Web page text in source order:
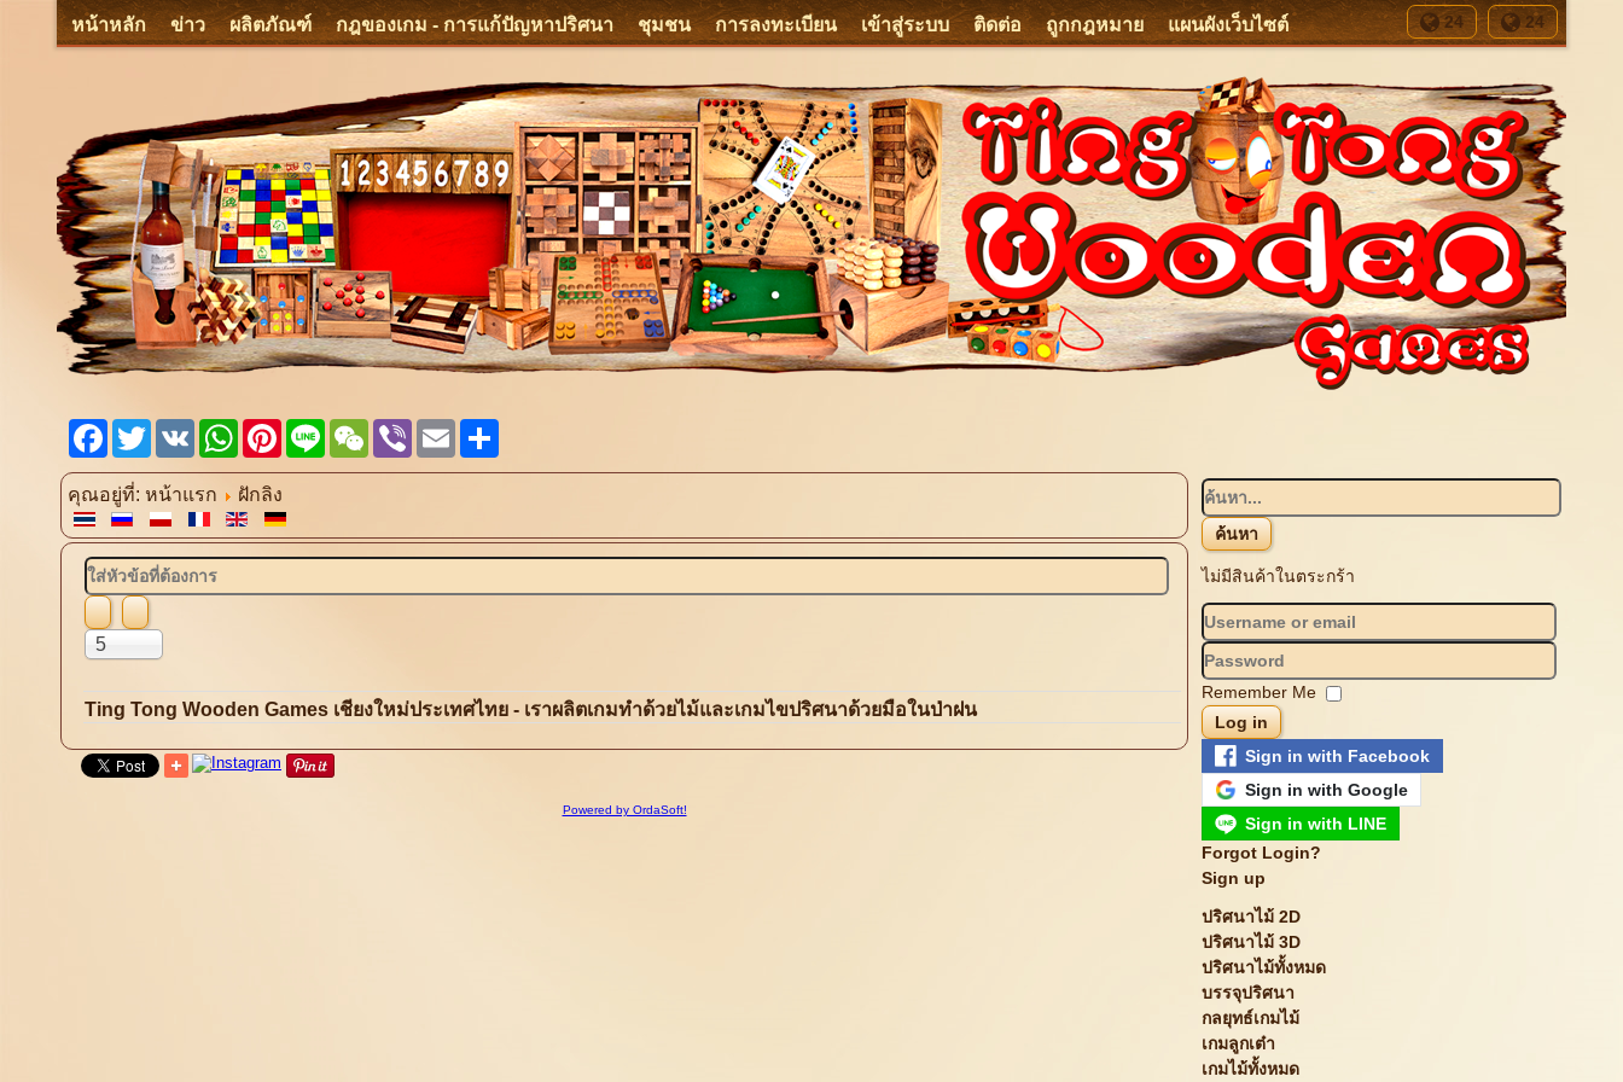
24 24
หน้าหลัก ข่าว ผลิตภัณฑ์ กฎของเกม - การแก้ปัญหาปริศนา ชุมชน การลงทะเบียน เข้าสู่ระบบ ติดต่อ ถูกกฎหมาย แผนผังเว็บไซต์
Facebook
TwitterVK WhatsAppPinterest
Line WeChatViber Email
คุณอยู่ที่: หน้าแรก ฝักลิง
ใส่
หัวข้อ
ที่
ต้องการ
แสดง
5
Ting Tong Wooden Games เชียงใหม่ประเทศไทย - เราผลิตเกมทำด้วยไม้และเกมไขปริศนาด้วยมือในป่าฝน
Powered by OrdaSoft!
ไม่มีสินค้าในตระกร้า
Remember Me
Log in
Sign in with Facebook
Sign in with Google
Sign in with LINE
Forgot Login?
Sign up
ปริศนาไม้ 2D
ปริศนาไม้ 3D
ปริศนาไม้ทั้งหมด
บรรจุปริศนา
กลยุทธ์เกมไม้
เกมลูกเต๋า
เกมไม้ทั้งหมด